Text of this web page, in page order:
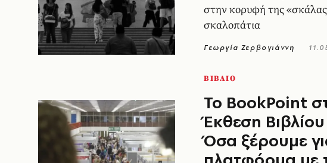
στην κορυφή της
σκαλοπάτια
Γεωργία Ζερβογιάννη
ΒΙΒΛΙΟ
Το BookPoint
Έκθεση
Όσα ξέρουμε